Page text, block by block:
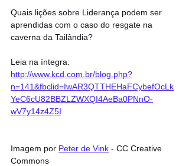
Quais lições sobre Liderança podem ser
aprendidas com o caso do resgate na
caverna da Tailândia?
Leia na íntegra:
http://www.kcd.com.br/blog.php?
n=141&fbclid=IwAR3QTTHEHaFCybefOcLk
YeC6cU82BBZLZWXQI4AeBa0PNnO-
wV7y14z4Z5I
Imagem por Peter de Vink - CC Creative
Commons